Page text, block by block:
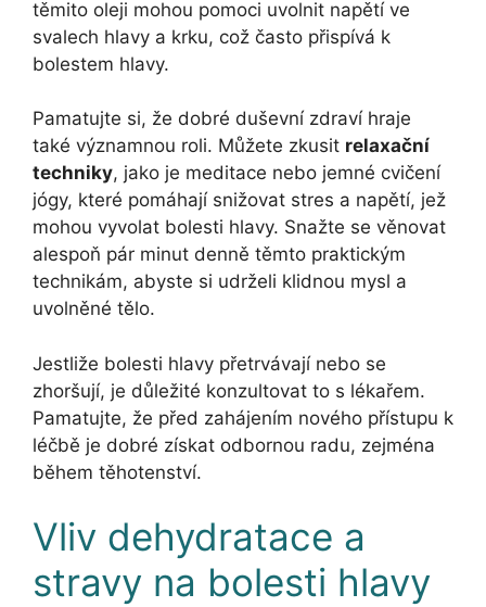
těmito oleji mohou pomoci uvolnit napětí ve
svalech hlavy a krku, což často přispívá k
bolestem hlavy.
Pamatujte si, že dobré duševní zdraví hraje
také významnou roli. Můžete zkusit relaxační
techniky, jako je meditace nebo jemné cvičení
jógy, které pomáhají snižovat stres a napětí, jež
mohou vyvolat bolesti hlavy. Snažte se věnovat
alespoň pár minut denně těmto praktickým
technikám, abyste si udrželi klidnou mysl a
uvolněné tělo.
Jestliže bolesti hlavy přetrvávají nebo se
zhoršují, je důležité konzultovat to s lékařem.
Pamatujte, že před zahájením nového přístupu k
léčbě je dobré získat odbornou radu, zejména
během těhotenství.
Vliv dehydratace a
stravy na bolesti hlavy